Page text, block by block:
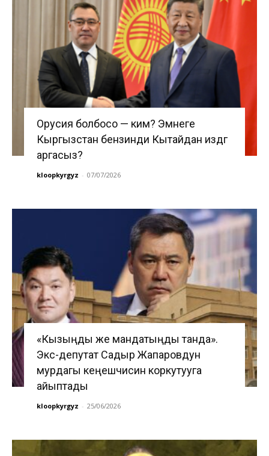
Орусия болбосо — ким? Эмнеге
Кыргызстан бензинди Кытайдан издөөгө
аргасыз?
kloopkyrgyz - 07/07/2026
«Кызыңды же мандатыңды танда».
Экс-депутат Садыр Жапаровдун
мурдагы кеңешчисин коркутууга
айыптады
kloopkyrgyz - 25/06/2026